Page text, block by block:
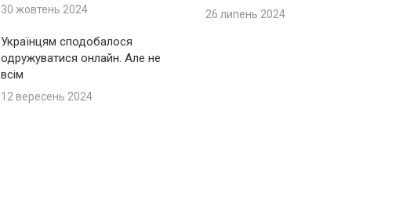
30 жовтень 2024
Українцям сподобалося
одружуватися онлайн. Але не
всім
12 вересень 2024
26 липень 2024